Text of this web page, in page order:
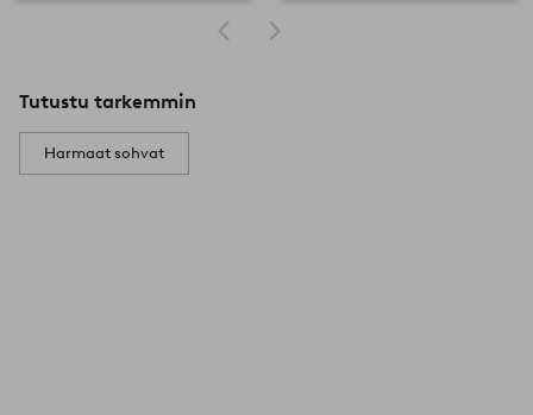
Tutustu tarkemmin
Harmaat sohvat